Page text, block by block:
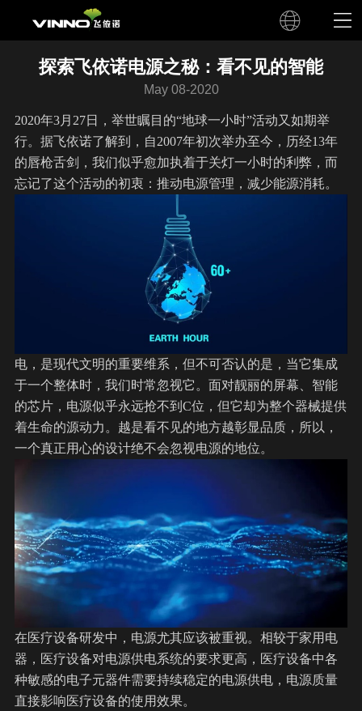
探索飞依诺电源之秘：看不见的智能
May 08-2020
2020年3月27日，举世瞩目的“地球一小时”活动又如期举
行。据飞依诺了解到，自2007年初次举办至今，历经13年
的唇枪舌剑，我们似乎愈加执着于关灯一小时的利弊，而
忘记了这个活动的初衷：推动电源管理，减少能源消耗。
电，是现代文明的重要维系，但不可否认的是，当它集成
于一个整体时，我们时常忽视它。面对靓丽的屏幕、智能
的芯片，电源似乎永远抢不到C位，但它却为整个器械提供
着生命的源动力。越是看不见的地方越彰显品质，所以，
一个真正用心的设计绝不会忽视电源的地位。
在医疗设备研发中，电源尤其应该被重视。相较于家用电
器，医疗设备对电源供电系统的要求更高，医疗设备中各
种敏感的电子元器件需要持续稳定的电源供电，电源质量
直接影响医疗设备的使用效果。